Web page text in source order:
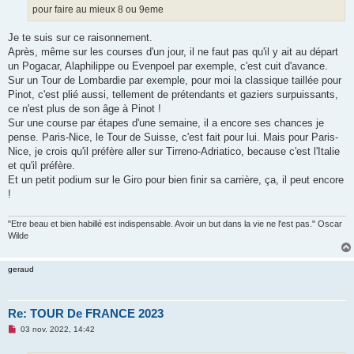
pour faire au mieux 8 ou 9eme
Je te suis sur ce raisonnement.
Après, même sur les courses d'un jour, il ne faut pas qu'il y ait au départ
un Pogacar, Alaphilippe ou Evenpoel par exemple, c'est cuit d'avance.
Sur un Tour de Lombardie par exemple, pour moi la classique taillée pour
Pinot, c'est plié aussi, tellement de prétendants et gaziers surpuissants,
ce n'est plus de son âge à Pinot !
Sur une course par étapes d'une semaine, il a encore ses chances je
pense. Paris-Nice, le Tour de Suisse, c'est fait pour lui. Mais pour Paris-
Nice, je crois qu'il préfère aller sur Tirreno-Adriatico, because c'est l'Italie
et qu'il préfère.
Et un petit podium sur le Giro pour bien finir sa carrière, ça, il peut encore
!
"Etre beau et bien habillé est indispensable. Avoir un but dans la vie ne l'est pas." Oscar
Wilde
geraud
Re: TOUR De FRANCE 2023
M03 nov. 2022, 14:42